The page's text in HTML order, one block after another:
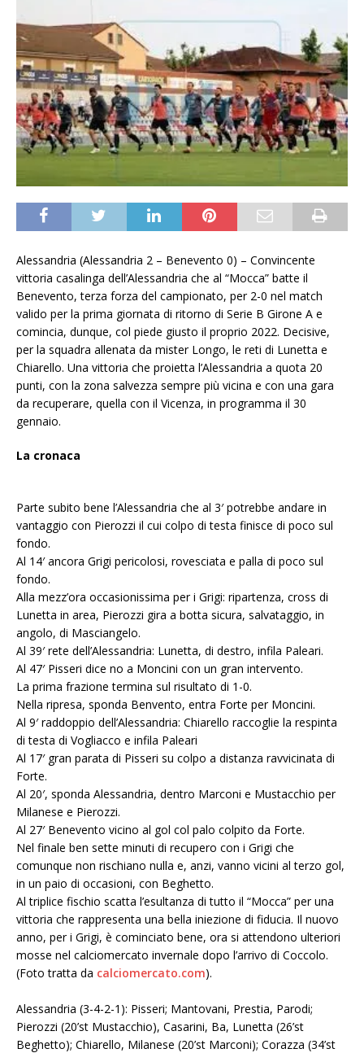
Alessandria (Alessandria 2 – Benevento 0) – Convincente
vittoria casalinga dell’Alessandria che al “Mocca” batte il
Benevento, terza forza del campionato, per 2-0 nel match
valido per la prima giornata di ritorno di Serie B Girone A e
comincia, dunque, col piede giusto il proprio 2022. Decisive,
per la squadra allenata da mister Longo, le reti di Lunetta e
Chiarello. Una vittoria che proietta l’Alessandria a quota 20
punti, con la zona salvezza sempre più vicina e con una gara
da recuperare, quella con il Vicenza, in programma il 30
gennaio.
La cronaca
Parte subito bene l’Alessandria che al 3′ potrebbe andare in
vantaggio con Pierozzi il cui colpo di testa finisce di poco sul
fondo.
Al 14′ ancora Grigi pericolosi, rovesciata e palla di poco sul
fondo.
Alla mezz’ora occasionissima per i Grigi: ripartenza, cross di
Lunetta in area, Pierozzi gira a botta sicura, salvataggio, in
angolo, di Masciangelo.
Al 39′ rete dell’Alessandria: Lunetta, di destro, infila Paleari.
Al 47′ Pisseri dice no a Moncini con un gran intervento.
La prima frazione termina sul risultato di 1-0.
Nella ripresa, sponda Benvento, entra Forte per Moncini.
Al 9′ raddoppio dell’Alessandria: Chiarello raccoglie la respinta
di testa di Vogliacco e infila Paleari
Al 17′ gran parata di Pisseri su colpo a distanza ravvicinata di
Forte.
Al 20′, sponda Alessandria, dentro Marconi e Mustacchio per
Milanese e Pierozzi.
Al 27′ Benevento vicino al gol col palo colpito da Forte.
Nel finale ben sette minuti di recupero con i Grigi che
comunque non rischiano nulla e, anzi, vanno vicini al terzo gol,
in un paio di occasioni, con Beghetto.
Al triplice fischio scatta l’esultanza di tutto il “Mocca” per una
vittoria che rappresenta una bella iniezione di fiducia. Il nuovo
anno, per i Grigi, è cominciato bene, ora si attendono ulteriori
mosse nel calciomercato invernale dopo l’arrivo di Coccolo.
(Foto tratta da calciomercato.com).
Alessandria (3-4-2-1): Pisseri; Mantovani, Prestia, Parodi;
Pierozzi (20’st Mustacchio), Casarini, Ba, Lunetta (26’st
Beghetto); Chiarello, Milanese (20’st Marconi); Corazza (34’st